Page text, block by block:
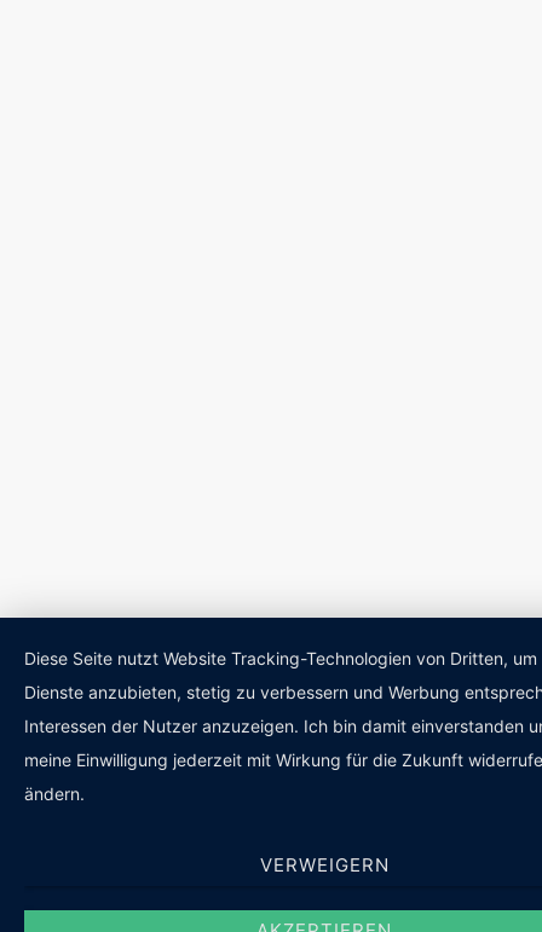
Diese Seite nutzt Website Tracking-Technologien von Dritten, um
Dienste anzubieten, stetig zu verbessern und Werbung
Interessen der Nutzer anzuzeigen. Ich bin damit einverstanden
meine Einwilligung jederzeit mit Wirkung für die Zukunft
ändern.
VERWEIGERN